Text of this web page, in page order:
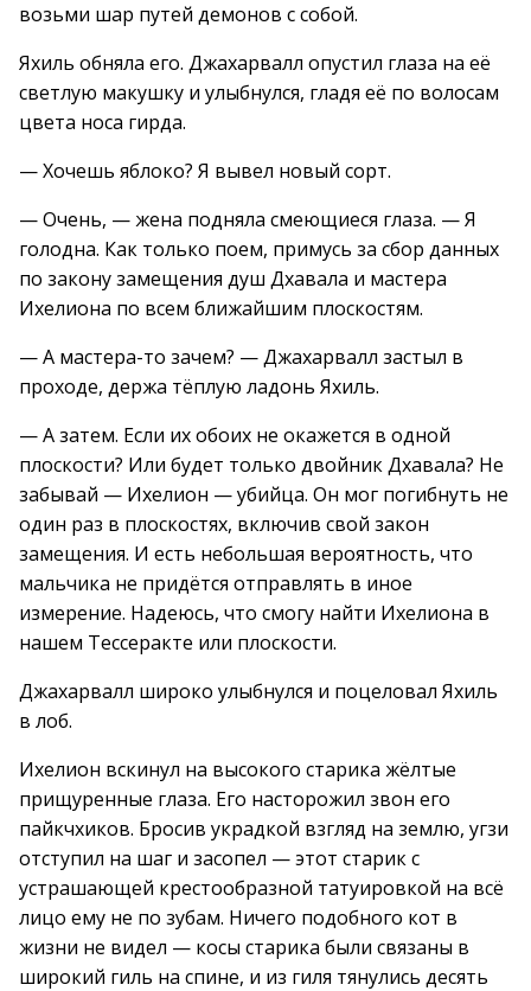
возьми шар путей демонов с собой.
Яхиль обняла его. Джахарвалл опустил глаза на её
светлую макушку и улыбнулся, гладя её по волосам
цвета носа гирда.
— Хочешь яблоко? Я вывел новый сорт.
— Очень, — жена подняла смеющиеся глаза. — Я
голодна. Как только поем, примусь за сбор данных
по закону замещения душ Дхавала и мастера
Ихелиона по всем ближайшим плоскостям.
— А мастера-то зачем? — Джахарвалл застыл в
проходе, держа тёплую ладонь Яхиль.
— А затем. Если их обоих не окажется в одной
плоскости? Или будет только двойник Дхавала? Не
забывай — Ихелион — убийца. Он мог погибнуть не
один раз в плоскостях, включив свой закон
замещения. И есть небольшая вероятность, что
мальчика не придётся отправлять в иное
измерение. Надеюсь, что смогу найти Ихелиона в
нашем Тессеракте или плоскости.
Джахарвалл широко улыбнулся и поцеловал Яхиль
в лоб.
Ихелион вскинул на высокого старика жёлтые
прищуренные глаза. Его насторожил звон его
пайкчхиков. Бросив украдкой взгляд на землю, угзи
отступил на шаг и засопел — этот старик с
устрашающей крестообразной татуировкой на всё
лицо ему не по зубам. Ничего подобного кот в
жизни не видел — косы старика были связаны в
широкий гиль на спине, и из гиля тянулись десять